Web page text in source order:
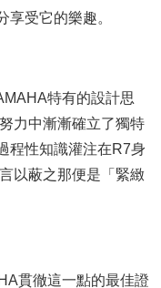
享受它的樂趣。
特有的設計思
力中漸漸確立了獨特
程性知識灌注在R7身
以蔽之那便是「緊緻
貫徹這一點的最佳證